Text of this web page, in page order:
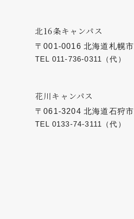
北16条キャンパス
〒001-0016 北海道札幌
TEL 011-736-0311 （代）
花川キャンパス
〒061-3204 北海道石狩
TEL 0133-74-3111 （代）